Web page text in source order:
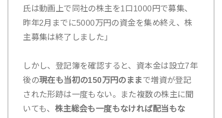
氏は動画上で同社の株主を1口1000円で募集、
昨年2月までに5000万円の資金を集め終え、株
主募集は終了しました」
しかし、登記簿を確認すると、資本金は設立7年
後の現在も当初の150万円のままで増資が登記
された形跡は一度もない。また複数の株主に聞
いても、 株主総会も一度もなければ配当もな